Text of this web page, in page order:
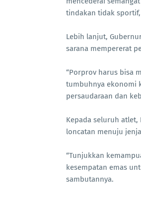
tindakan tidak
Lebih lanjut,
sarana mempererat
“Porprov harus bisa
tumbuhnya ekonomi
persaudaraan dan
Kepada seluruh
loncatan menuju
“Tunjukkan
kesempatan emas
sambutannya.